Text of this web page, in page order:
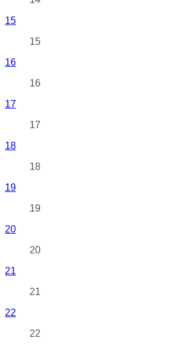
15
15
16
16
17
17
18
18
19
19
20
20
21
21
22
22